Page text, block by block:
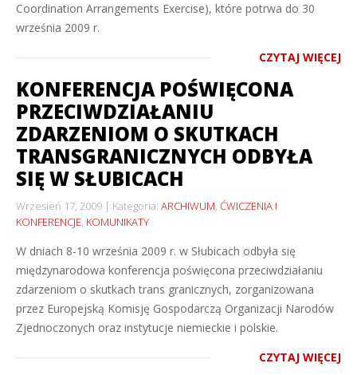
Coordination Arrangements Exercise), które potrwa do 30
września 2009 r.
CZYTAJ WIĘCEJ
KONFERENCJA POŚWIĘCONA
PRZECIWDZIAŁANIU
ZDARZENIOM O SKUTKACH
TRANSGRANICZNYCH ODBYŁA
SIĘ W SŁUBICACH
Wrzesień 17, 2009 Kategoria: ARCHIWUM, ĆWICZENIA I
KONFERENCJE, KOMUNIKATY
W dniach 8-10 września 2009 r. w Słubicach odbyła się
międzynarodowa konferencja poświęcona przeciwdziałaniu
zdarzeniom o skutkach trans granicznych, zorganizowana
przez Europejską Komisję Gospodarczą Organizacji Narodów
Zjednoczonych oraz instytucje niemieckie i polskie.
CZYTAJ WIĘCEJ